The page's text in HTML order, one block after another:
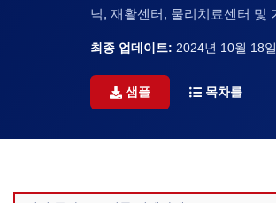
닉, 재활센터, 물리치료센터 및
최종 업데이트: 2024년 10월 18일
샘플 목차를